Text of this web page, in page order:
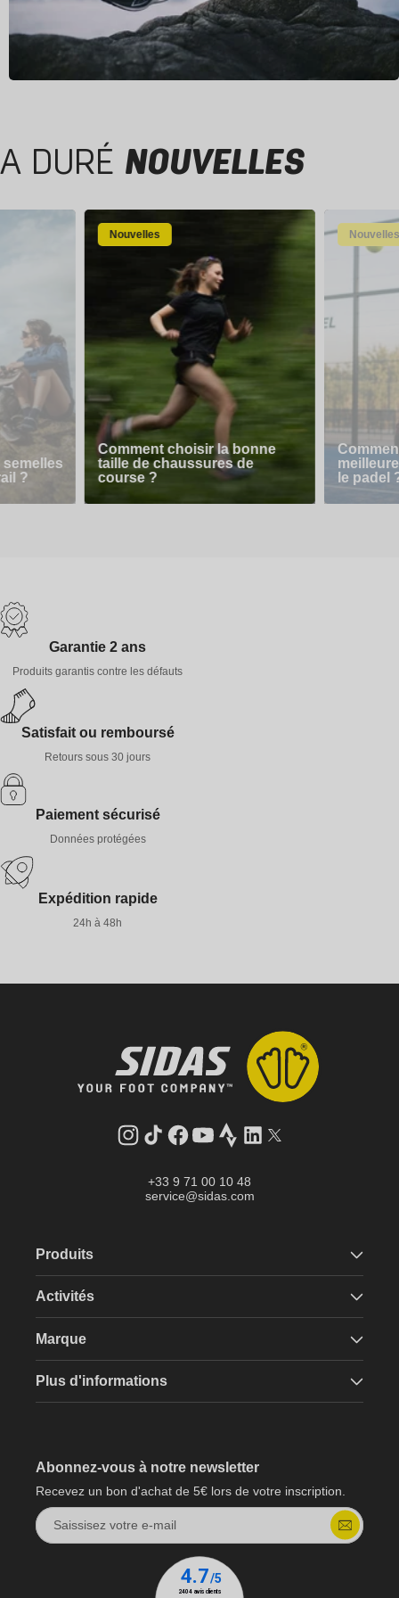
A DURÉ NOUVELLES
?
Nouvelles
Comment choisir la bonne
taille de chaussures de
course ?
Nouvelles
le padel
Garantie 2 ans
Produits garantis contre les défauts
Satisfait ou remboursé
Retours sous 30 jours
Paiement sécurisé
Données protégées
Expédition rapide
24h à 48h
Instagram
Tik
Facebook
YouTube
StravaLinkedInTwitter
+33 9 71 00 10 48
service@sidas.com
Produits
Activités
Marque
Plus d'informations
Abonnez-vous à notre newsletter
Recevez un bon d'achat de 5€ lors de votre inscription.
Saissisez votre e-mail